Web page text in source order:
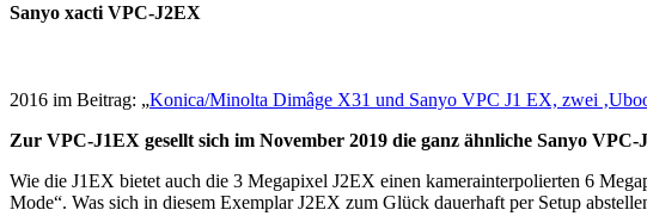
Sanyo xacti VPC-J2EX
2016 im Beitrag: „Konica/Minolta Dimâge X31 und Sanyo VPC J1 EX, zwei
Zur VPC-J1EX gesellt sich im November 2019 die ganz ähnliche Sanyo VPC-
Wie die J1EX bietet auch die 3 Megapixel J2EX einen kamerainterpolierten 6
Mode“. Was sich in diesem Exemplar J2EX zum Glück dauerhaft per Setup